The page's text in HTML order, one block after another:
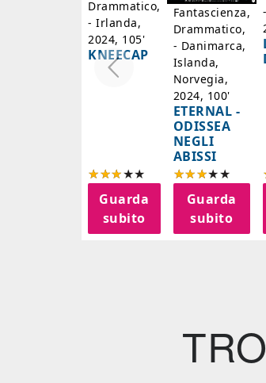
Drammatico,
- Irlanda,
2024, 105'
KNEECAP
Guarda
subito
Fantascienza,
Drammatico,
- Danimarca,
Islanda,
Norvegia,
2024, 100'
ETERNAL -
ODISSEA
NEGLI
ABISSI
Guarda
subito